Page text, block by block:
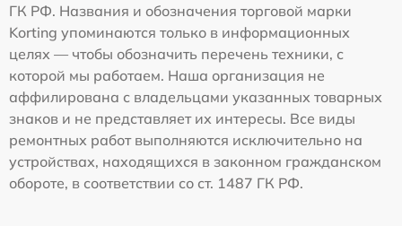
ГК РФ. Названия и обозначения торговой марки
Korting упоминаются только в информационных
целях — чтобы обозначить перечень техники, с
которой мы работаем. Наша организация не
аффилирована с владельцами указанных товарных
знаков и не представляет их интересы. Все виды
ремонтных работ выполняются исключительно на
устройствах, находящихся в законном гражданском
обороте, в соответствии со ст. 1487 ГК РФ.